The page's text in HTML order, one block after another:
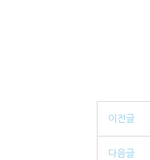
이전글
다음글